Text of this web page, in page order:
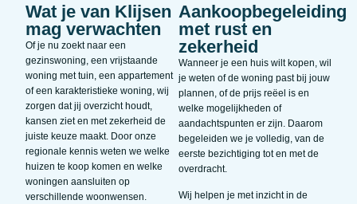
Wat je van Klijsen
mag verwachten
Of je nu zoekt naar een
gezinswoning, een vrijstaande
woning met tuin, een appartement
of een karakteristieke woning, wij
zorgen dat jij overzicht houdt,
kansen ziet en met zekerheid de
juiste keuze maakt. Door onze
regionale kennis weten we welke
huizen te koop komen en welke
woningen aansluiten op
verschillende woonwensen.
Aankoopbegeleiding
met rust en
zekerheid
Wanneer je een huis wilt kopen, wil
je weten of de woning past bij jouw
plannen, of de prijs reëel is en
welke mogelijkheden of
aandachtspunten er zijn. Daarom
begeleiden we je volledig, van de
eerste bezichtiging tot en met de
overdracht.
Wij helpen je met inzicht in de